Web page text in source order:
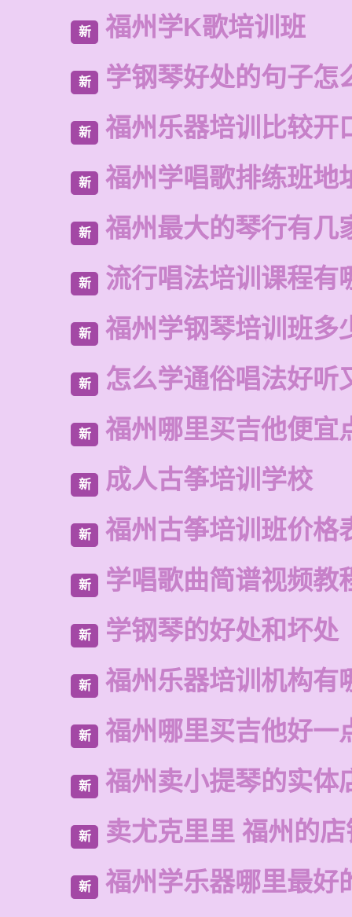
新 福州学K歌培训班
新 学钢琴好处的句子怎
新 福州乐器培训比较开
新 福州学唱歌排练班地
新 福州最大的琴行有几
新 流行唱法培训课程有
新 福州学钢琴培训班多
新 怎么学通俗唱法好听
新 福州哪里买吉他便宜
新 成人古筝培训学校
新 福州古筝培训班价格
新 学唱歌曲简谱视频教
新 学钢琴的好处和坏处
新 福州乐器培训机构有
新 福州哪里买吉他好一
新 福州卖小提琴的实体
新 卖尤克里里 福州的店
新 福州学乐器哪里最好